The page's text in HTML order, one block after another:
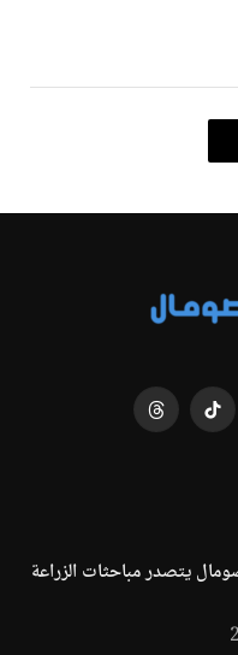
تيكتوك Threads
يتصدر مباحثات الزراعة